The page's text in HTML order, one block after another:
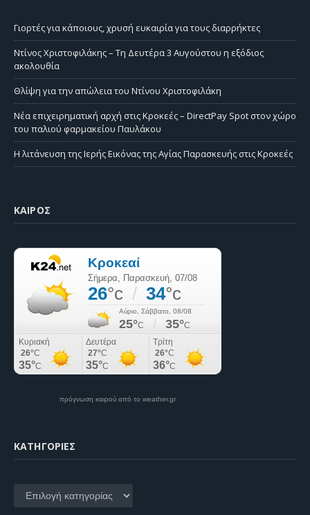
Γιορτές για κάποιους, χρυσή ευκαιρία για τους διαρρήκτες
Ντίνος Χριστοφιλάκης – Τη Δευτέρα 3 Αυγούστου η εξόδιος
ακολουθία
Θλίψη για την απώλεια του Ντίνου Χριστοφιλάκη
Νέα επιχειρηματική αρχή στις Κροκεές – DirectPay Spot στον χώρο
του παλιού φαρμακείου Παυλάκου
Η λιτάνευση της Ιερής Εικόνας της Αγίας Παρασκευής στις Κροκεές
ΚΑΙΡΌΣ
πρόγνωση καιρού από το weather.gr
KΑΤΗΓΟΡΊΕΣ
Kατηγορίες